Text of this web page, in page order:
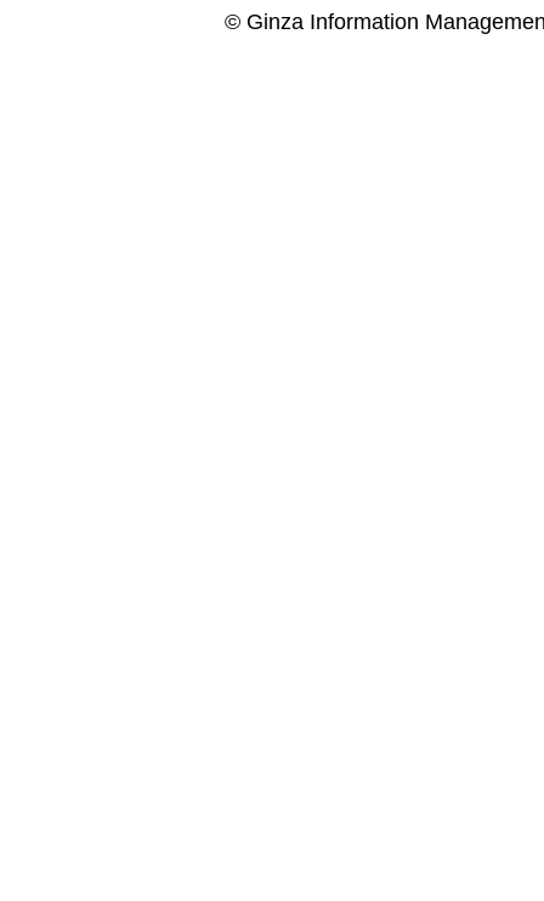
© Ginza Information